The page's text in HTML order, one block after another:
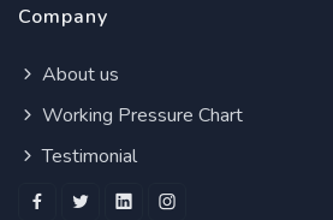
Company
About us
Working Pressure Chart
Testimonial